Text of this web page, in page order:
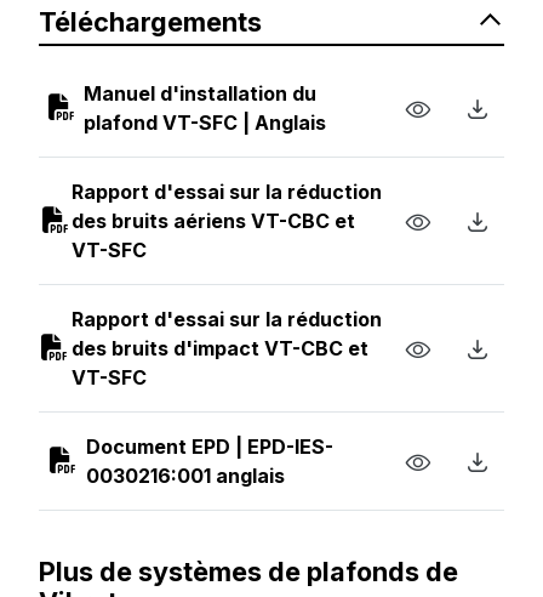
Téléchargements
Manuel d'installation du
plafond VT-SFC | Anglais
Rapport d'essai sur la réduction
des bruits aériens VT-CBC et
VT-SFC
Rapport d'essai sur la réduction
des bruits d'impact VT-CBC et
VT-SFC
Document EPD | EPD-IES-
0030216:001 anglais
Plus de systèmes de plafonds de